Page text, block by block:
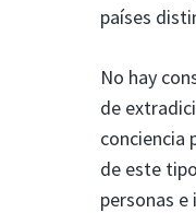
países
No hay
de
conciencia
de este
personas